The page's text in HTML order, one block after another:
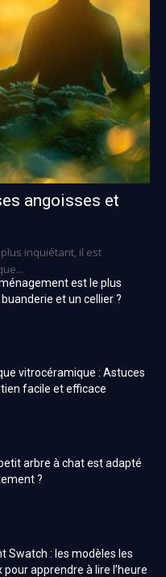
angoisses et
inquiétant, il est
est le plus
et un cellier ?
vitrocéramique : Astuces
facile et efficace
arbre à chat est adapté
?
Swatch : les modèles les
pour apprendre à lire l’heure